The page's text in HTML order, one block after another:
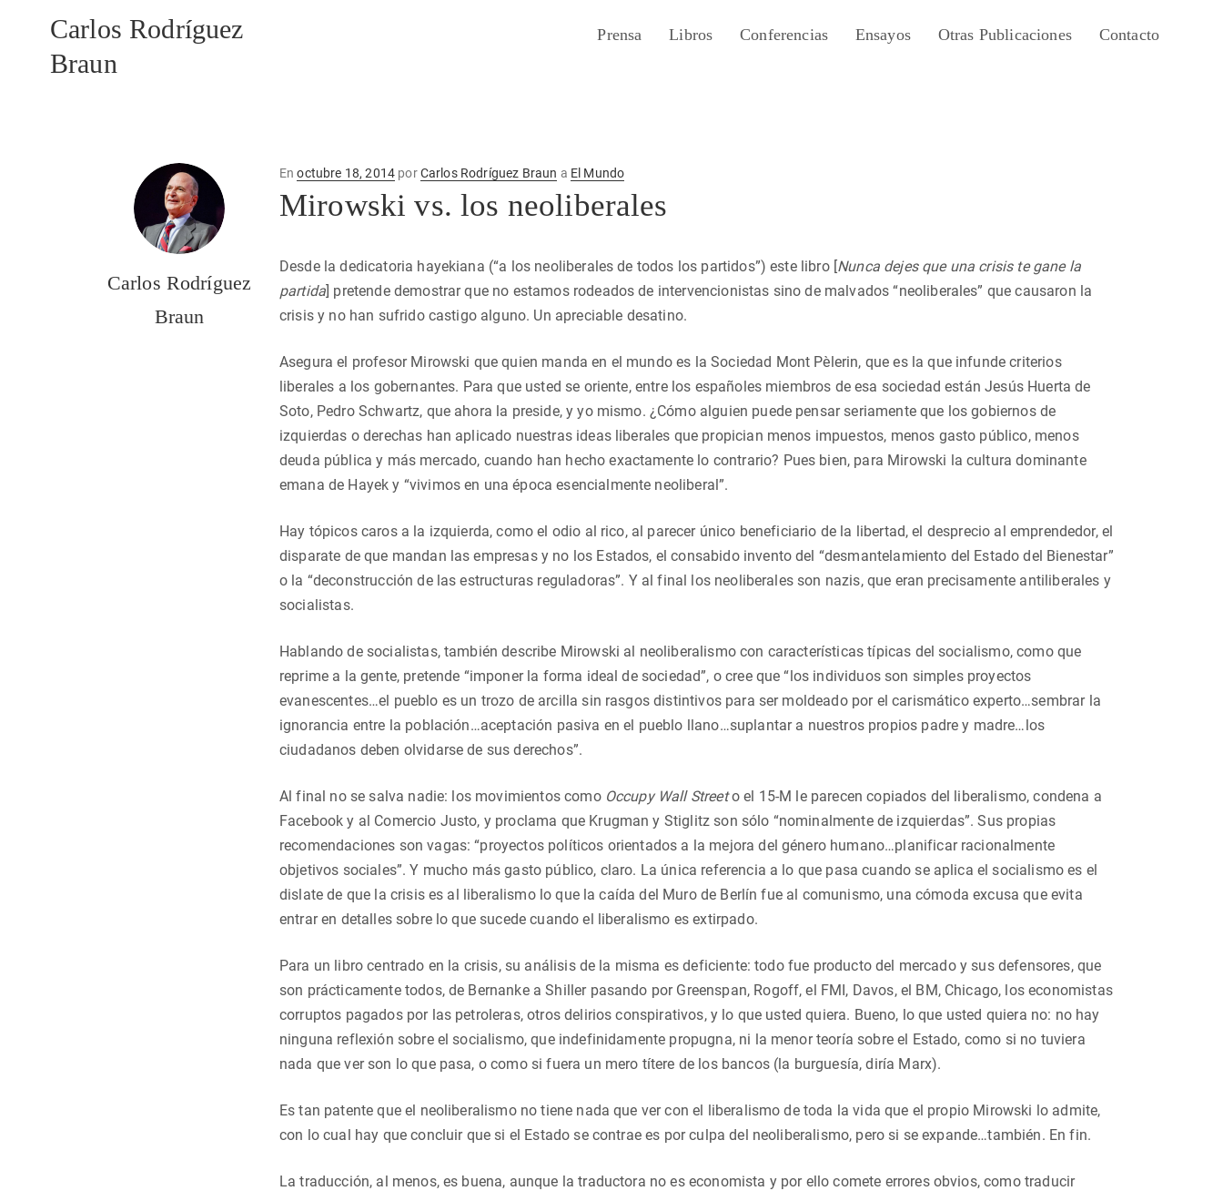
Carlos Rodríguez
Braun
Prensa Libros Conferencias Ensayos Otras Publicaciones Contacto
Carlos Rodríguez
Braun
EnPublicado
en
octubre 18, 2014 porCarlos Rodríguez Braun a El Mundo
Mirowski vs. los neoliberales
Desde la dedicatoria hayekiana (“a los neoliberales de todos los partidos”) este libro [Nunca dejes que una crisis te gane la
partida] pretende demostrar que no estamos rodeados de intervencionistas sino de malvados “neoliberales” que causaron la
crisis y no han sufrido castigo alguno. Un apreciable desatino.
Asegura el profesor Mirowski que quien manda en el mundo es la Sociedad Mont Pèlerin, que es la que infunde criterios
liberales a los gobernantes. Para que usted se oriente, entre los españoles miembros de esa sociedad están Jesús Huerta de
Soto, Pedro Schwartz, que ahora la preside, y yo mismo. ¿Cómo alguien puede pensar seriamente que los gobiernos de
izquierdas o derechas han aplicado nuestras ideas liberales que propician menos impuestos, menos gasto público, menos
deuda pública y más mercado, cuando han hecho exactamente lo contrario? Pues bien, para Mirowski la cultura dominante
emana de Hayek y “vivimos en una época esencialmente neoliberal”.
Hay tópicos caros a la izquierda, como el odio al rico, al parecer único beneficiario de la libertad, el desprecio al emprendedor, el
disparate de que mandan las empresas y no los Estados, el consabido invento del “desmantelamiento del Estado del Bienestar”
o la “deconstrucción de las estructuras reguladoras”. Y al final los neoliberales son nazis, que eran precisamente antiliberales y
socialistas.
Hablando de socialistas, también describe Mirowski al neoliberalismo con características típicas del socialismo, como que
reprime a la gente, pretende “imponer la forma ideal de sociedad”, o cree que “los individuos son simples proyectos
evanescentes…el pueblo es un trozo de arcilla sin rasgos distintivos para ser moldeado por el carismático experto…sembrar la
ignorancia entre la población…aceptación pasiva en el pueblo llano…suplantar a nuestros propios padre y madre…los
ciudadanos deben olvidarse de sus derechos”.
Al final no se salva nadie: los movimientos como Occupy Wall Streeto el 15-M le parecen copiados del liberalismo, condena a
Facebook y al Comercio Justo, y proclama que Krugman y Stiglitz son sólo “nominalmente de izquierdas”. Sus propias
recomendaciones son vagas: “proyectos políticos orientados a la mejora del género humano…planificar racionalmente
objetivos sociales”. Y mucho más gasto público, claro. La única referencia a lo que pasa cuando se aplica el socialismo es el
dislate de que la crisis es al liberalismo lo que la caída del Muro de Berlín fue al comunismo, una cómoda excusa que evita
entrar en detalles sobre lo que sucede cuando el liberalismo es extirpado.
Para un libro centrado en la crisis, su análisis de la misma es deficiente: todo fue producto del mercado y sus defensores, que
son prácticamente todos, de Bernanke a Shiller pasando por Greenspan, Rogoff, el FMI, Davos, el BM, Chicago, los economistas
corruptos pagados por las petroleras, otros delirios conspirativos, y lo que usted quiera. Bueno, lo que usted quiera no: no hay
ninguna reflexión sobre el socialismo, que indefinidamente propugna, ni la menor teoría sobre el Estado, como si no tuviera
nada que ver son lo que pasa, o como si fuera un mero títere de los bancos (la burguesía, diría Marx).
Es tan patente que el neoliberalismo no tiene nada que ver con el liberalismo de toda la vida que el propio Mirowski lo admite,
con lo cual hay que concluir que si el Estado se contrae es por culpa del neoliberalismo, pero si se expande…también. En fin.
La traducción, al menos, es buena, aunque la traductora no es economista y por ello comete errores obvios, como traducir